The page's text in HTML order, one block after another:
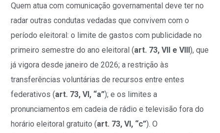
Quem atua com comunicação governamental deve ter no
radar outras condutas vedadas que convivem com o
período eleitoral: o limite de gastos com publicidade no
primeiro semestre do ano eleitoral (art. 73, VII e VIII), que
já vigora desde janeiro de 2026; a restrição às
transferências voluntárias de recursos entre entes
federativos (art. 73, VI, “a”); e os limites a
pronunciamentos em cadeia de rádio e televisão fora do
horário eleitoral gratuito (art. 73, VI, “c”). O